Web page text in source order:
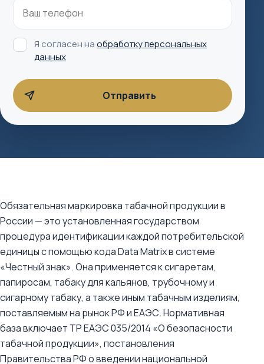
Я согласен наобработку персональных
данных
Обязательная маркировка табачной продукции в
России — это установленная государством
процедура идентификации каждой потребительской
единицы с помощью кода Data Matrix в системе
«Честный знак». Она применяется к сигаретам,
папиросам, табаку для кальянов, трубочному и
сигарному табаку, а также иным табачным изделиям,
поставляемым на рынок РФ и ЕАЭС. Нормативная
база включает ТР ЕАЭС 035/2014 «О безопасности
табачной продукции», постановления
Правительства РФ о введении национальной